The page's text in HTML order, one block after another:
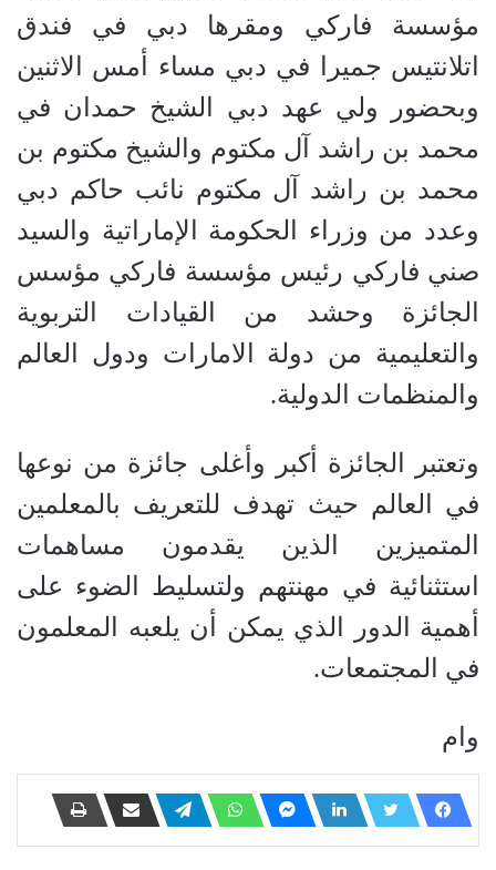
مؤسسة فاركي ومقرها دبي في فندق
اتلانتيس جميرا في دبي مساء أمس الاثنين
وبحضور ولي عهد دبي الشيخ حمدان في
محمد بن راشد آل مكتوم والشيخ مكتوم بن
محمد بن راشد آل مكتوم نائب حاكم دبي
وعدد من وزراء الحكومة الإماراتية والسيد
صني فاركي رئيس مؤسسة فاركي مؤسس
الجائزة وحشد من القيادات التربوية
والتعليمية من دولة الامارات ودول العالم
والمنظمات الدولية.
وتعتبر الجائزة أكبر وأغلى جائزة من نوعها
في العالم حيث تهدف للتعريف بالمعلمين
المتميزين الذين يقدمون مساهمات
استثنائية في مهنتهم ولتسليط الضوء على
أهمية الدور الذي يمكن أن يلعبه المعلمون
في المجتمعات.
وام